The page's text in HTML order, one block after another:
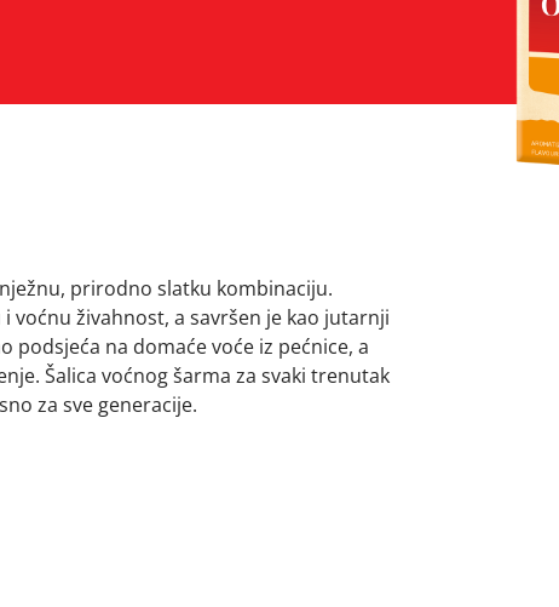
prirodno slatku kombinaciju.
i voćnu živahnost, a savršen je kao jutarnji
podsjeća na domaće voće iz pećnice, a
Šalica voćnog šarma za svaki trenutak
za sve generacije.